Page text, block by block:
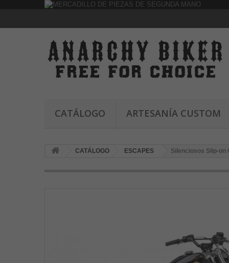
CATÁLOGO ARTESANÍA CUSTOM
CATÁLOGO ESCAPES Silenciosos Slip-on